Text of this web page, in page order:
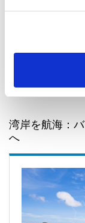
湾岸を航海：
へ